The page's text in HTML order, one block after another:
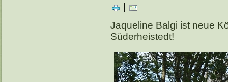
Jaqueline Balgi ist neue
Süderheistedt!